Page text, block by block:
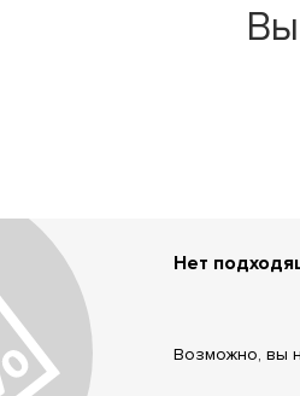
Нет
Возможно, вы